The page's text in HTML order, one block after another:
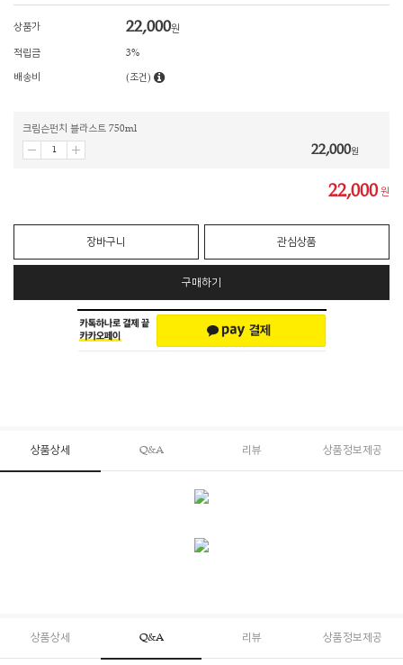
상품가 22,000원
적립금 3%
배송비 (조건)
크림슨펀치 블라스트 750ml
22,000원
22,000 원
장바구니 관심상품
구매하기
상품상세 Q&A 리뷰 상품정보제공
상품상세 Q&A 리뷰 상품정보제공